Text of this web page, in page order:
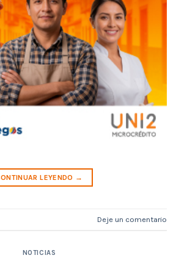
LEYENDO →
Deje un comentario
NOTICIAS